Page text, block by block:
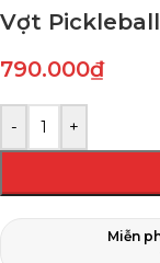
Vợt Pickleball
790.000₫
- +
Miễn